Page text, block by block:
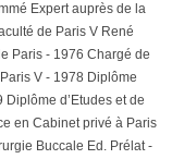
Expert auprès de la
de Paris V René
Paris - 1976 Chargé de
V - 1978 Diplôme
d’Etudes et de
en Cabinet privé à Paris
Buccale Ed. Prélat -